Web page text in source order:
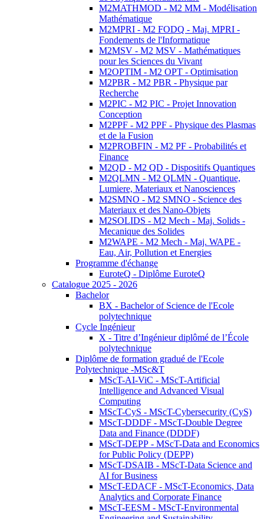
M2MATHMOD - M2 MM - Modélisation
Mathématique
M2MPRI - M2 FODQ - Maj. MPRI -
Fondements de l'Informatique
M2MSV - M2 MSV - Mathématiques
pour les Sciences du Vivant
M2OPTIM - M2 OPT - Optimisation
M2PBR - M2 PBR - Physique par
Recherche
M2PIC - M2 PIC - Projet Innovation
Conception
M2PPF - M2 PPF - Physique des Plasmas
et de la Fusion
M2PROBFIN - M2 PF - Probabilités et
Finance
M2QD - M2 QD - Dispositifs Quantiques
M2QLMN - M2 QLMN - Quantique,
Lumiere, Materiaux et Nanosciences
M2SMNO - M2 SMNO - Science des
Materiaux et des Nano-Objets
M2SOLIDS - M2 Mech - Maj. Solids -
Mecanique des Solides
M2WAPE - M2 Mech - Maj. WAPE -
Eau, Air, Pollution et Energies
Programme d'échange
EuroteQ - Diplôme EuroteQ
Catalogue 2025 - 2026
Bachelor
BX - Bachelor of Science de l'Ecole
polytechnique
Cycle Ingénieur
X - Titre d’Ingénieur diplômé de l’École
polytechnique
Diplôme de formation gradué de l'Ecole
Polytechnique -MSc&T
MScT-AI-ViC - MScT-Artificial
Intelligence and Advanced Visual
Computing
MScT-CyS - MScT-Cybersecurity (CyS)
MScT-DDDF - MScT-Double Degree
Data and Finance (DDDF)
MScT-DEPP - MScT-Data and Economics
for Public Policy (DEPP)
MScT-DSAIB - MScT-Data Science and
AI for Business
MScT-EDACF - MScT-Economics, Data
Analytics and Corporate Finance
MScT-EESM - MScT-Environmental